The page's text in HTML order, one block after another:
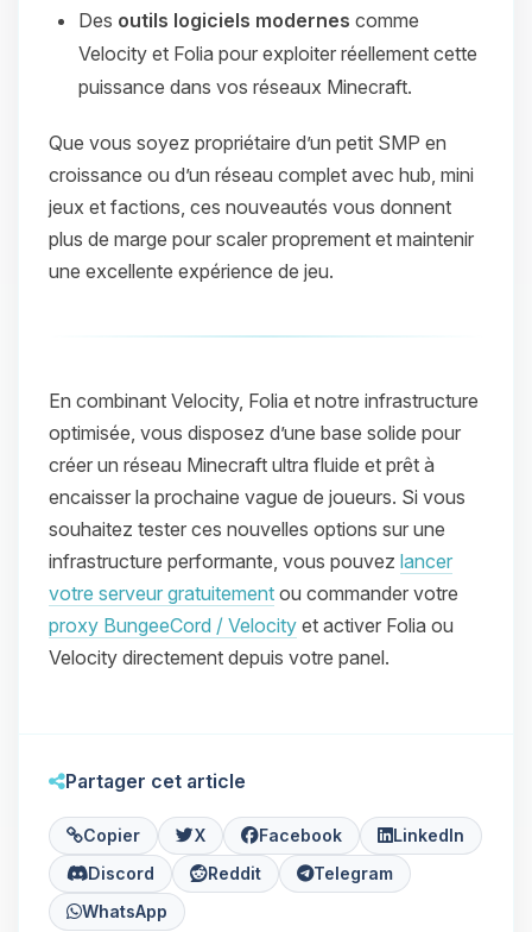
Des outils logiciels modernes comme
Velocity et Folia pour exploiter réellement cette
puissance dans vos réseaux Minecraft.
Que vous soyez propriétaire d’un petit SMP en
croissance ou d’un réseau complet avec hub, mini
jeux et factions, ces nouveautés vous donnent
plus de marge pour scaler proprement et maintenir
une excellente expérience de jeu.
En combinant Velocity, Folia et notre infrastructure
optimisée, vous disposez d’une base solide pour
créer un réseau Minecraft ultra fluide et prêt à
encaisser la prochaine vague de joueurs. Si vous
souhaitez tester ces nouvelles options sur une
infrastructure performante, vous pouvez lancer
votre serveur gratuitement ou commander votre
proxy BungeeCord / Velocity et activer Folia ou
Velocity directement depuis votre panel.
Partager cet article
Copier X Facebook
LinkedIn
Discord
Reddit
Telegram
WhatsApp